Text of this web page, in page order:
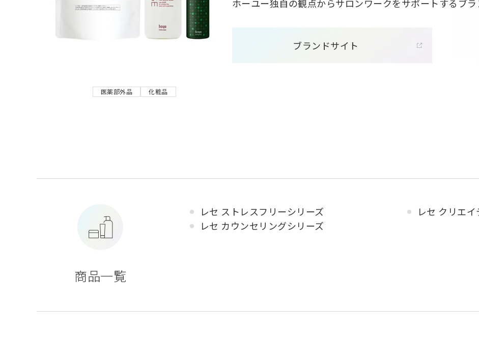
医薬部外品 化粧品
ホーユー独自の観点からサロンワークをサポートするブラ
ブランドサイト
商品一覧
レセ ストレスフリーシリーズ
レセ クリエ
レセ カウンセリングシリーズ